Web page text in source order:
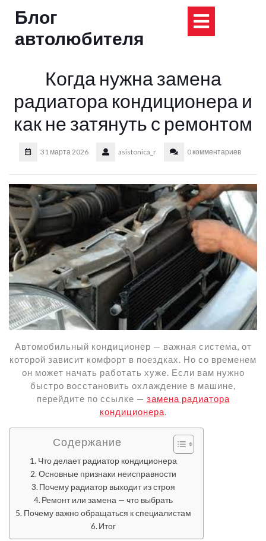
Блог
автолюбителя
Когда нужна замена
радиатора кондиционера и
как не затянуть с ремонтом
31 марта 2026 asistonica_r 0 комментариев
Автомобильный кондиционер — важная система, от
которой зависит комфорт в поездках. Но со временем
он может начать работать хуже. Если вам нужно
быстро восстановить охлаждение в машине,
перейдите по ссылке — замена радиатора
кондиционера.
Содержание
Что делает радиатор кондиционера
Основные признаки неисправности
Почему радиатор выходит из строя
Ремонт или замена — что выбрать
Почему важно обращаться к специалистам
Итог